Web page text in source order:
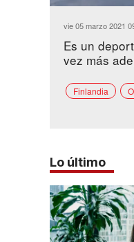
vie 05 marzo 2021
Es un
vez más
Finlandia
Lo último